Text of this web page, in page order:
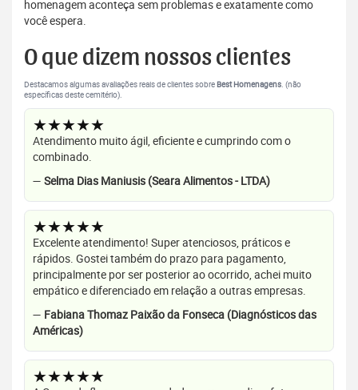
homenagem aconteça sem problemas e exatamente como
você espera.
O que dizem nossos clientes
Destacamos algumas avaliações reais de clientes sobre Best Homenagens. (não
específicas deste cemitério).
★★★★★
Atendimento muito ágil, eficiente e cumprindo com o
combinado.
— Selma Dias Maniusis (Seara Alimentos - LTDA)
★★★★★
Excelente atendimento! Super atenciosos, práticos e
rápidos. Gostei também do prazo para pagamento,
principalmente por ser posterior ao ocorrido, achei muito
empático e diferenciado em relação a outras empresas.
— Fabiana Thomaz Paixão da Fonseca (Diagnósticos das
Américas)
★★★★★